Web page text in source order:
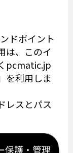
ドポイント
は、このイ
pcmatic.jp
」を利用しま
レスとパス
保護・管理